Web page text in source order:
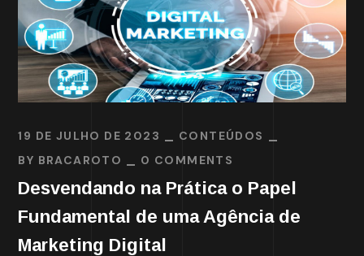
19 DE JULHO DE 2023
CONTEÚDOS
BY BRACAROTO 0 COMMENTS
Desvendando na Prática o Papel
Fundamental de uma Agência de
Marketing Digital